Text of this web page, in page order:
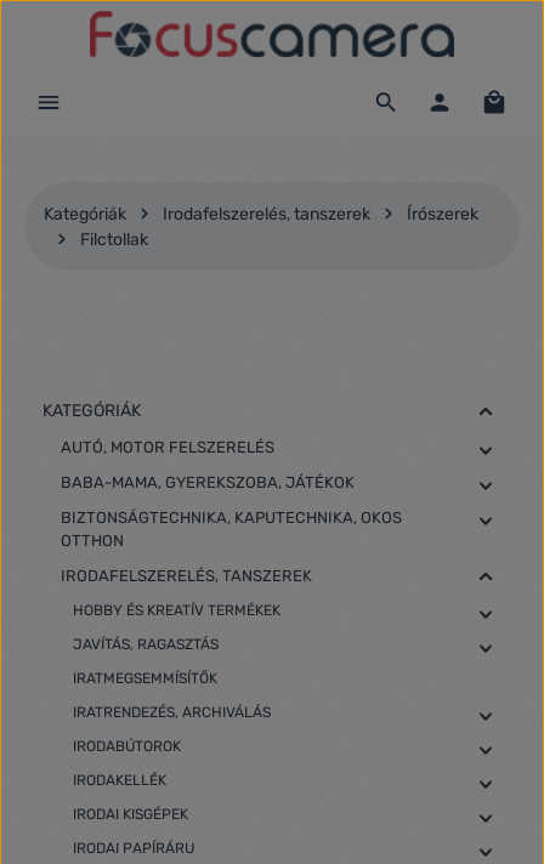
Ugrás a fő tartalomra
Kategóriák Irodafelszerelés, tanszerek
Írószerek
Filctollak
KATEGÓRIÁK
AUTÓ, MOTOR FELSZERELÉS
BABA-MAMA, GYEREKSZOBA, JÁTÉKOK
BIZTONSÁGTECHNIKA, KAPUTECHNIKA, OKOS
OTTHON
IRODAFELSZERELÉS, TANSZEREK
HOBBY ÉS KREATÍV TERMÉKEK
JAVÍTÁS, RAGASZTÁS
IRATMEGSEMMÍSÍTŐK
IRATRENDEZÉS, ARCHIVÁLÁS
IRODABÚTOROK
IRODAKELLÉK
IRODAI KISGÉPEK
IRODAI PAPÍRÁRU